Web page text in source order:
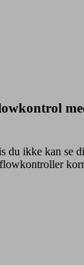
ikke kan